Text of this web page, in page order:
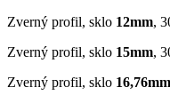
Zverný profil, sklo 12mm,
Zverný profil, sklo 15mm,
Zverný profil, sklo